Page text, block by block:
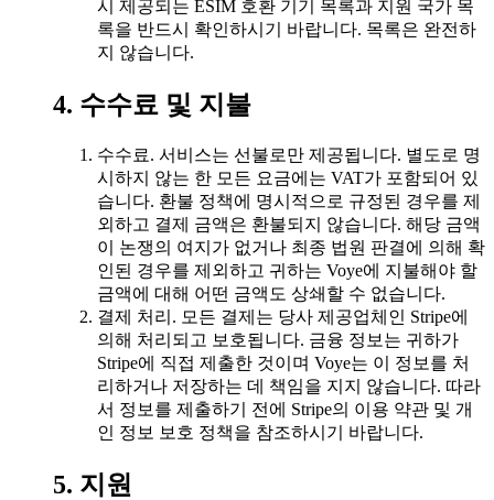
시 제공되는 ESIM 호환 기기 목록과 지원 국가 목
록을 반드시 확인하시기 바랍니다. 목록은 완전하
지 않습니다.
4. 수수료 및 지불
수수료. 서비스는 선불로만 제공됩니다. 별도로 명
시하지 않는 한 모든 요금에는 VAT가 포함되어 있
습니다. 환불 정책에 명시적으로 규정된 경우를 제
외하고 결제 금액은 환불되지 않습니다. 해당 금액
이 논쟁의 여지가 없거나 최종 법원 판결에 의해 확
인된 경우를 제외하고 귀하는 Voye에 지불해야 할
금액에 대해 어떤 금액도 상쇄할 수 없습니다.
결제 처리. 모든 결제는 당사 제공업체인 Stripe에
의해 처리되고 보호됩니다. 금융 정보는 귀하가
Stripe에 직접 제출한 것이며 Voye는 이 정보를 처
리하거나 저장하는 데 책임을 지지 않습니다. 따라
서 정보를 제출하기 전에 Stripe의 이용 약관 및 개
인 정보 보호 정책을 참조하시기 바랍니다.
5. 지원